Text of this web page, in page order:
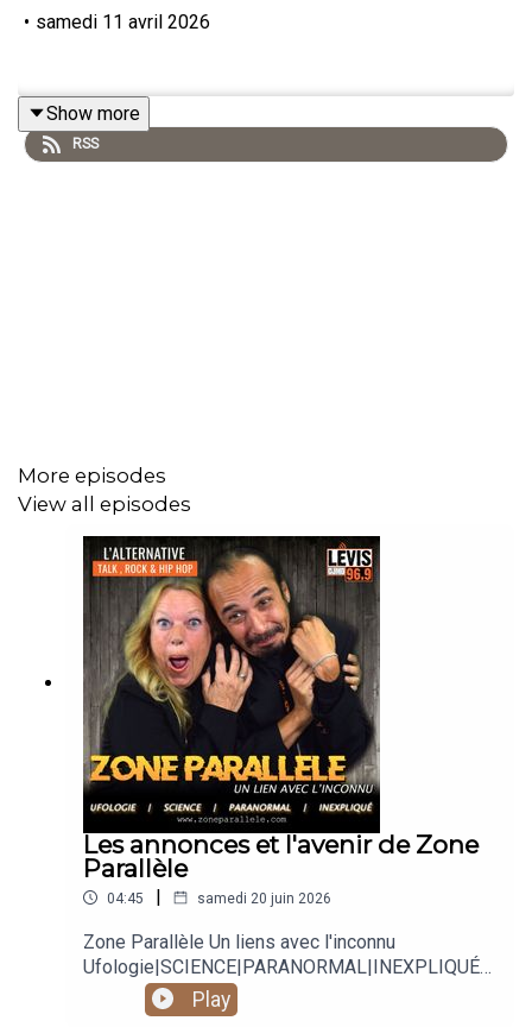
• samedi 11 avril 2026
Show more
RSS
More episodes
View all episodes
Les annonces et l'avenir de Zone
Parallèle
04:45 | samedi 20 juin 2026
Zone Parallèle Un liens avec l'inconnu
Ufologie|SCIENCE|PARANORMAL|INEXPLIQUÉ
Animé par Carole Lauzé, SteveZ
https://www.facebook.com/zoneparallele
Play